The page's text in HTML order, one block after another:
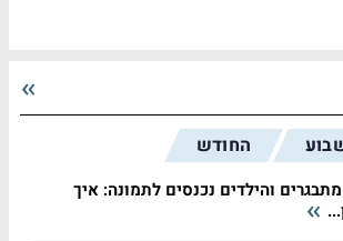
החודש
והילדים נכנסים לתמונה: איך